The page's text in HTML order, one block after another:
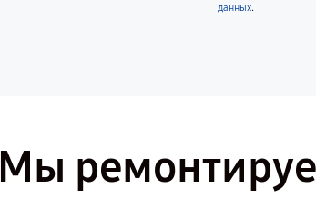
данных.
Мы